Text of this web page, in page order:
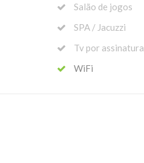
Salão de jogos
SPA / Jacuzzi
Tv por assinatura
WiFi